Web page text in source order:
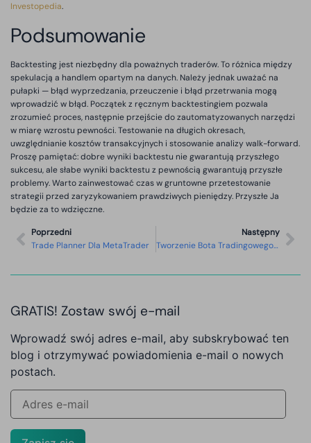
Investopedia.
Podsumowanie
Backtesting jest niezbędny dla poważnych traderów. To różnica między
spekulacją a handlem opartym na danych. Należy jednak uważać na
pułapki — błąd wyprzedzania, przeuczenie i błąd przetrwania mogą
wprowadzić w błąd. Początek z ręcznym backtestingiem pozwala
zrozumieć proces, następnie przejście do zautomatyzowanych narzędzi
w miarę wzrostu pewności. Testowanie na długich okresach,
uwzględnianie kosztów transakcyjnych i stosowanie analizy walk-forward.
Proszę pamiętać: dobre wyniki backtestu nie gwarantują przyszłego
sukcesu, ale słabe wyniki backtestu z pewnością gwarantują przyszłe
problemy. Warto zainwestować czas w gruntowne przetestowanie
strategii przed zaryzykowaniem prawdziwych pieniędzy. Przyszłe Ja
będzie za to wdzięczne.
Poprzedni
Trade Planner Dla MetaTrader
Następny
Tworzenie Bota Tradingowego Bez Programowania
GRATIS! Zostaw swój e-mail
Wprowadź swój adres e-mail, aby subskrybować ten
blog i otrzymywać powiadomienia e-mail o nowych
postach.